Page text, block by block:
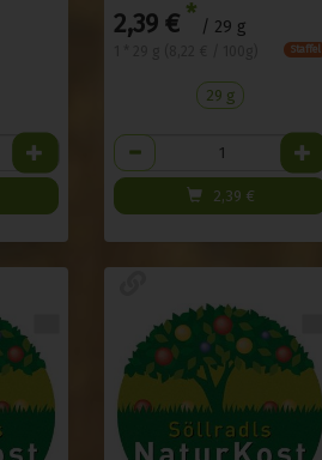
2,39 € * / 29 g
Staffel
29 g
Anzahl
2,39 €